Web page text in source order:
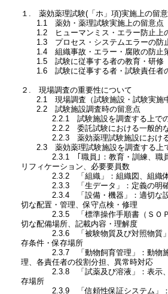
１. 薬効薬理試験(「ホ」項)実施上の留
1.1 薬効・薬理試験実施上の留意点
1.2 ヒューマンミス・エラー防止上
1.3 プロセス・システムエラーの防
1.4 組織事故・エラー・腐敗の防止
1.5 試験に従事する者の教育・研修
1.6 試験に従事する者・試験責任者
２. 現場調査の重要性について
2.1 現場調査（試験施設・試験実施
2.2 試験施設調査時の留意点
2.2.1 試験施設を調査する上での
2.2.2 委託試験における一般的な
2.2.3 薬効薬理試験施設における一
2.3 薬効薬理試験施設を調査する上
2.3.1 ｢職員｣：教育・訓練、職員
リフィケーション、必要要員数
2.3.2 「組織」：組織図、組織体
2.3.3 「生データ」：定義の明確
2.3.4 「設備・機器」：適切な設
切な配置・管理、保守点検・修理
2.3.5 「標準操作手順書（ＳＯＰ
切な配備場所、記載内容・理解度
2.3.6 「被験物質及び対照物質」
存条件・保存場所
2.3.7 「動物飼育管理」：動物施
理、各責任者の役割分担、異常時対応
2.3.8 「試薬及び溶液」：表示、
存場所
2.3.9 「信頼性保証システム」：Ｑ